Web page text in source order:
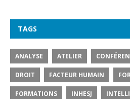
TAGS
ANALYSE ATELIER
DROIT FACTEUR HUMAIN
FORMATIONS INHESJ